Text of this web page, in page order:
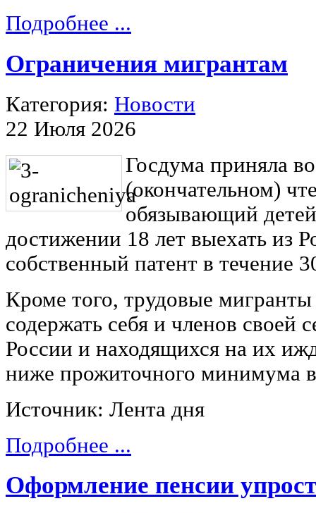
Подробнее ...
Ограничения мигрантам
Категория: Новости
22 Июля 2026
Госдума приняла
(окончательном)
обязывающий
достижении 18 лет выехать из
собственный патент в течение
Кроме того, трудовые
содержать себя и членов
России и находящихся на их
ниже прожиточного минимума
Источник: Лента дня
Подробнее ...
Оформление пенсии